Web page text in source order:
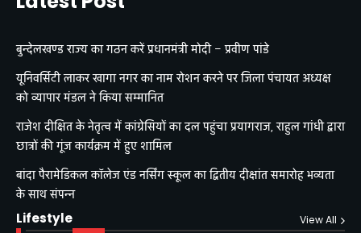
बुन्देलखण्ड राज्य का गठन करें प्रधानमंत्री मोदी – प्रवीण पांडे
यूनिवर्सिटी लाकर खागा नगर का नाम रोशन करने पर जिला पंचायत अध्यक्ष
को व्यापार मंडल ने किया सम्मानित
राजेश दीक्षित के नेतृत्व में कांग्रेसियों का दल पहुंचा प्रयागराज, राहुल गांधी द्वारा
छात्रों की गूंज कार्यक्रम में हुए शामिल
बांदा पैरामेडिकल कॉलेज एंड नर्सिंग स्कूल का द्वितीय दीक्षांत समारोह भव्यता
के साथ संपन्न
Lifestyle View All